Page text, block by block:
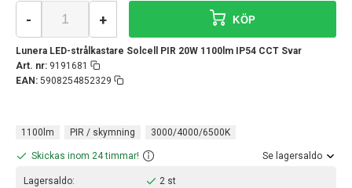
Lunera LED-strålkastare Solcell PIR 20W 1100lm IP54 CCT Svar
Art. nr: 9191681
EAN: 5908254852329
- + KÖP
1100lm PIR / skymning 3000/4000/6500K
Skickas inom 24 timmar! Se lagersaldo
Lagersaldo:
2 st